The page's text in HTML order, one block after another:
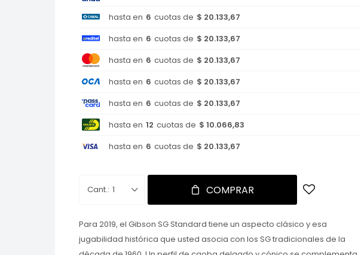
hasta en 6 cuotas de $ 20.133,67
hasta en 6 cuotas de $ 20.133,67
hasta en 6 cuotas de $ 20.133,67
hasta en 6 cuotas de $ 20.133,67
hasta en 6 cuotas de $ 20.133,67
hasta en 12 cuotas de $ 10.066,83
hasta en 6 cuotas de $ 20.133,67
1 COMPRAR
Para 2019, el Gibson SG Standard tiene un aspecto clásico y esa
jugabilidad histórica que usted asocia con los SG tradicionales de la